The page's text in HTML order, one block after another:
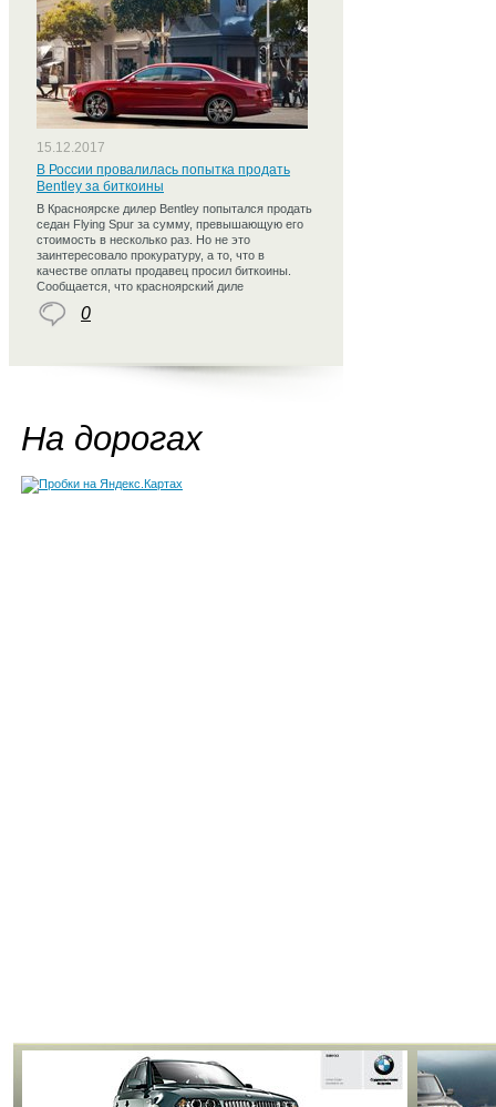
15.12.2017
В России провалилась попытка продать
Bentley за биткоины
В Красноярске дилер Bentley попытался продать
седан Flying Spur за сумму, превышающую его
стоимость в несколько раз. Но не это
заинтересовало прокуратуру, а то, что в
качестве оплаты продавец просил биткоины.
Сообщается, что красноярский диле
0
На дорогах